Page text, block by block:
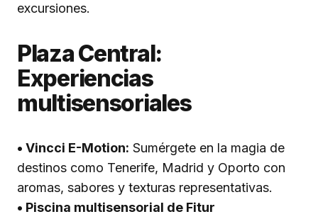
excursiones.
Plaza Central:
Experiencias
multisensoriales
• Vincci E-Motion: Sumérgete en la magia de
destinos como Tenerife, Madrid y Oporto con
aromas, sabores y texturas representativas.
• Piscina multisensorial de Fitur